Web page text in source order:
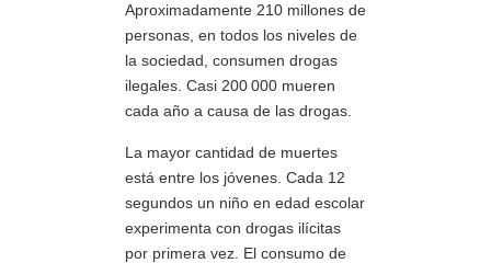
Aproximadamente 210 millones de
personas, en todos los niveles de
la sociedad, consumen drogas
ilegales. Casi 200 000 mueren
cada año a causa de las drogas.
La mayor cantidad de muertes
está entre los jóvenes. Cada 12
segundos un niño en edad escolar
experimenta con drogas ilícitas
por primera vez. El consumo de